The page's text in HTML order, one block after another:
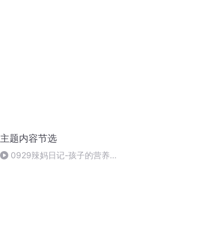
主题内容节选
0929辣妈日记-孩子的营养评